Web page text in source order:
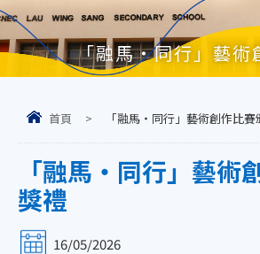
「融馬‧同行」藝術
首頁 > 「融馬‧同行」藝術創作比賽
「融馬‧同行」藝術
獎禮
16/05/2026